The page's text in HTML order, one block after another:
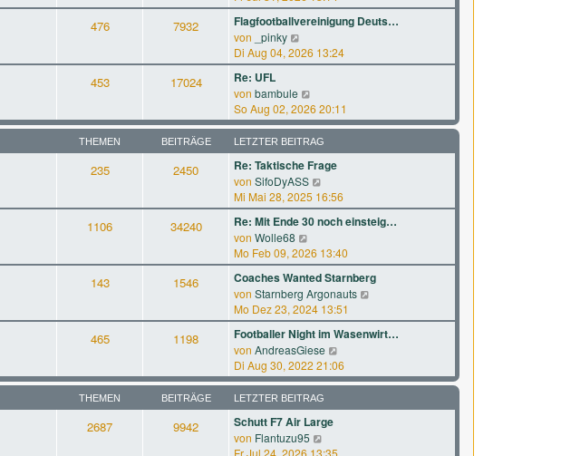
a
g
e
i
t
r
a
e
B
e
t
r
a
g
u
e
t
r
B
e
i
t
r
a
g
476 7932 Flagfootballvereinigung Deuts…
von _pinky
e
u
s
t
e
r
e
i
t
r
a
g
Di Aug 04, 2026 13:24
453 17024 Re: UFL
von bambule
e
u
e
s
t
e
r
B
e
i
t
r
a
g
So Aug 02, 2026 20:11
THEMEN BEITRÄGE LETZTER BEITRAG
235 2450 Re: Taktische Frage
von SifoDyASS
e
u
e
t
e
B
e
i
t
r
a
g
Mi Mai 28, 2025 16:56
1106 34240 Re: Mit Ende 30 noch einsteig…
von Wolle68
e
u
e
s
t
e
B
e
i
t
r
a
g
Mo Feb 09, 2026 13:40
143 1546 Coaches Wanted Starnberg
von Starnberg Argonauts
u
e
e
Mo Dez 23, 2024 13:51
465 1198 Footballer Night im Wasenwirt…
von AndreasGiese
e
u
s
Di Aug 30, 2022 21:06
THEMEN BEITRÄGE LETZTER BEITRAG
2687 9942 Schutt F7 Air Large
von Flantuzu95
e
Fr Jul 24, 2026 13:35